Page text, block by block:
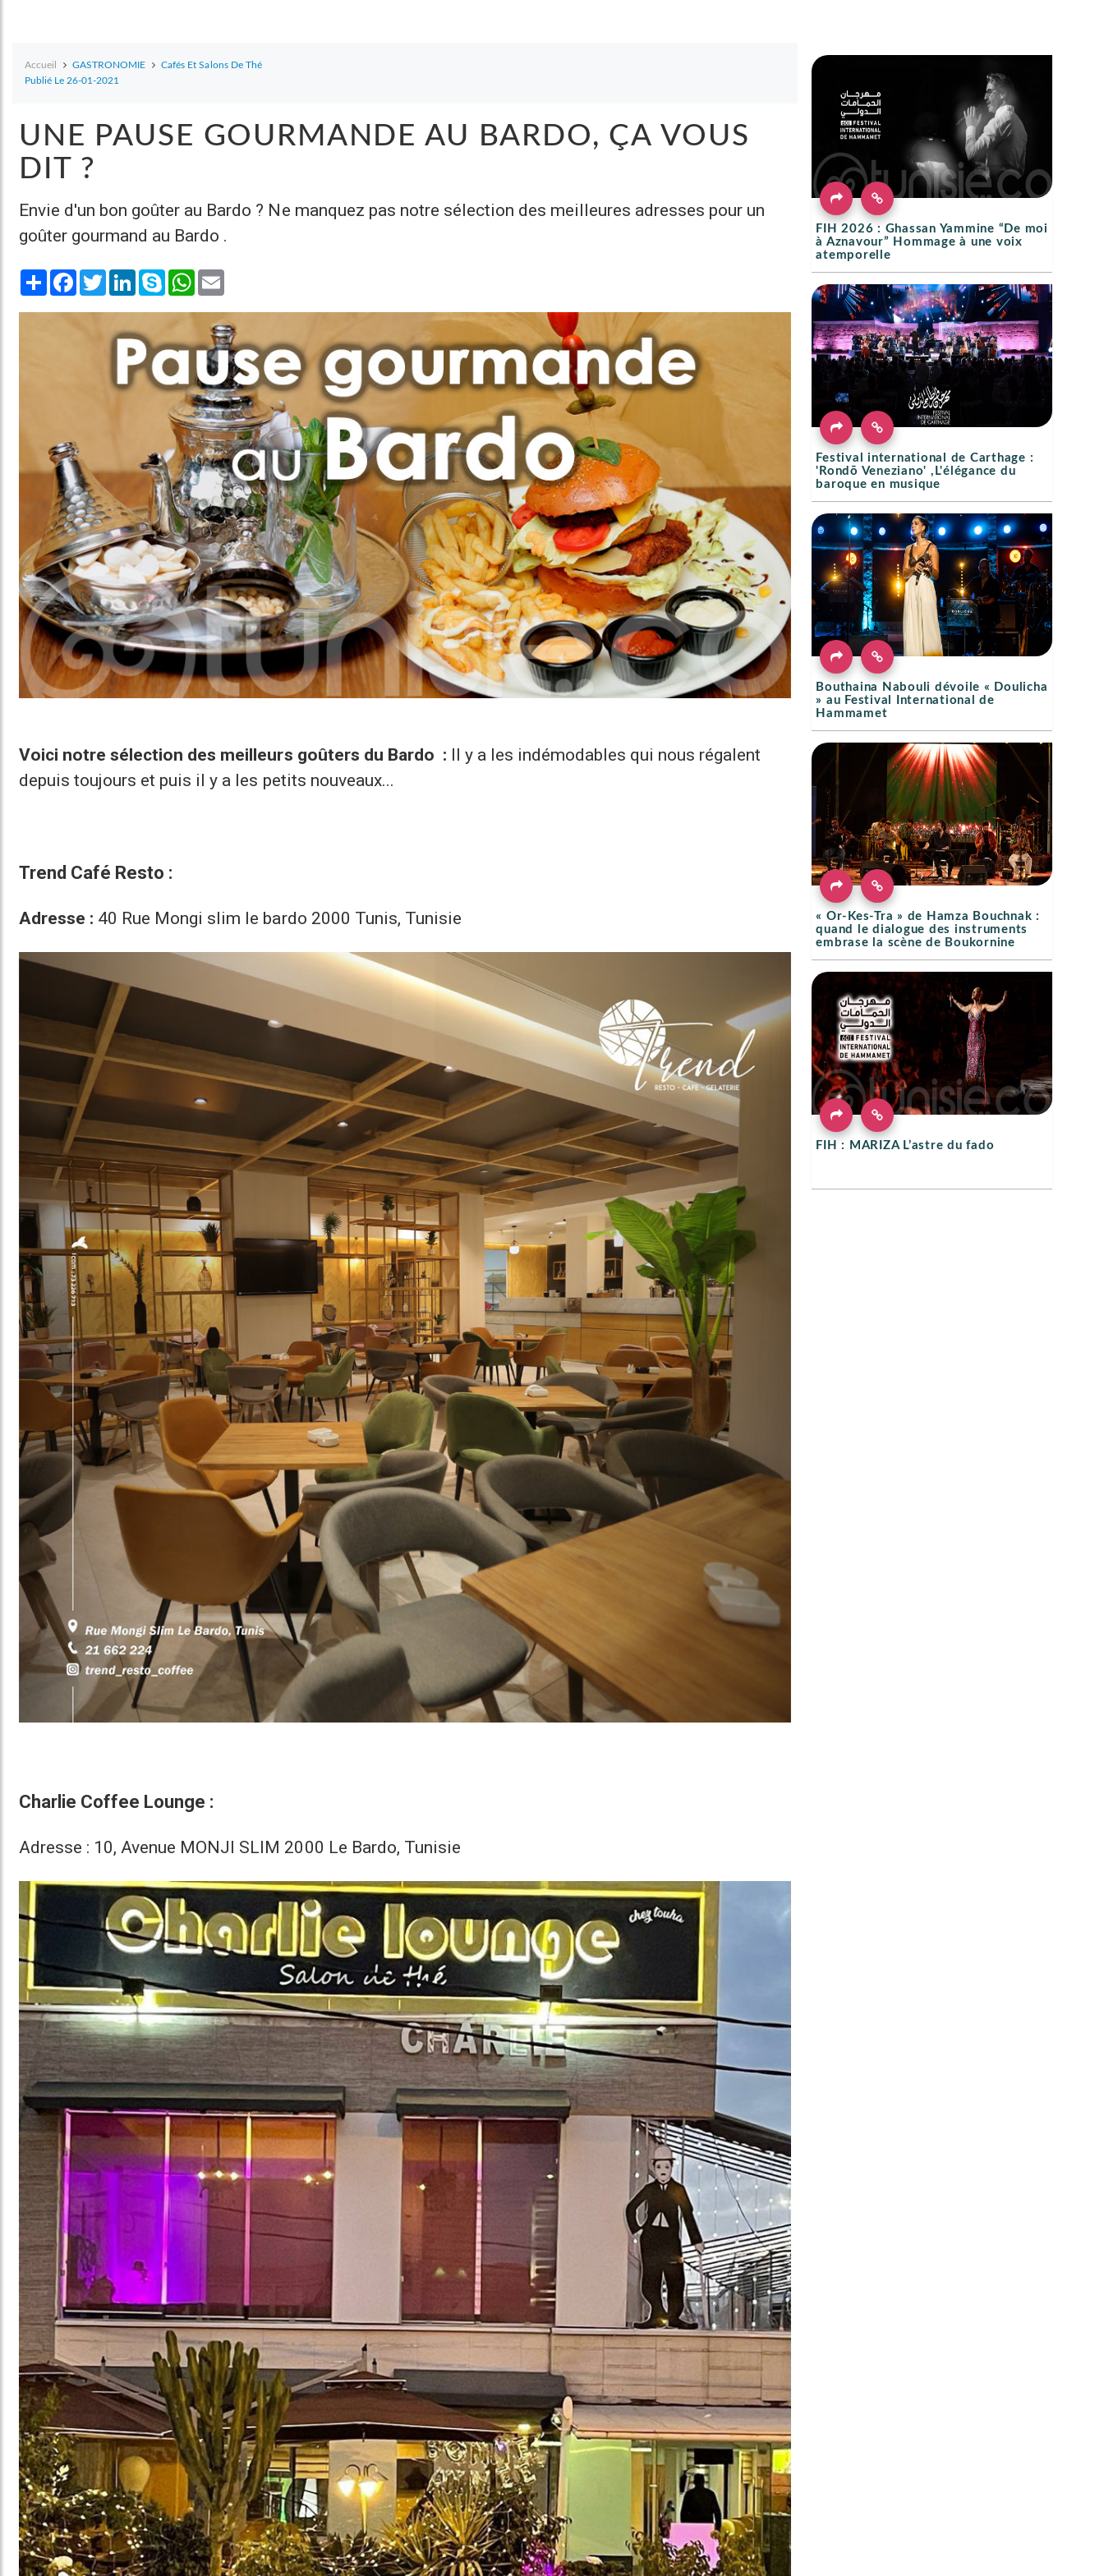
Accueil GASTRONOMIE
Cafés Et Salons De Thé
Publié Le 26-01-2021
UNE PAUSE GOURMANDE AU BARDO, ÇA VOUS
DIT ?
Envie d'un bon goûter au Bardo ? Ne manquez pas notre sélection des meilleures adresses pour un
goûter gourmand au Bardo .
Share Facebook
TwitterLinkedInSkype WhatsApp
Voici notre sélection des meilleurs goûters du Bardo : Il y a les indémodables qui nous régalent
depuis toujours et puis il y a les petits nouveaux...
Trend Café Resto :
Adresse : 40 Rue Mongi slim le bardo 2000 Tunis, Tunisie
Charlie Coffee Lounge :
Adresse : 10, Avenue MONJI SLIM 2000 Le Bardo, Tunisie
FIH 2026 : Ghassan Yammine “De moi
à Aznavour” Hommage à une voix
atemporelle
Festival international de Carthage :
'Rondō Veneziano' ,L'élégance du
baroque en musique
Bouthaina Nabouli dévoile « Doulicha
» au Festival International de
Hammamet
« Or-Kes-Tra » de Hamza Bouchnak :
quand le dialogue des instruments
embrase la scène de Boukornine
FIH : MARIZA L’astre du fado